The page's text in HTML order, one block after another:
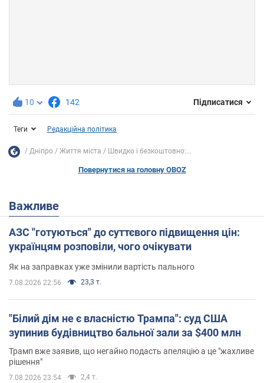
10 142 Підписатися
Теги Редакційна політика
Дніпро Життя міста Швидко і безкоштовно:...
Повернутися на головну OBOZ
Важливе
АЗС "готуються" до суттєвого підвищення цін:
українцям розповіли, чого очікувати
Як на заправках уже змінили вартість пального
7.08.2026 22:56 23,3 т.
"Білий дім не є власністю Трампа": суд США
зупинив будівництво бальної зали за $400 млн
Трамп вже заявив, що негайно подасть апеляцію а це "жахливе
рішення"
7.08.2026 23:54 2,4 т.